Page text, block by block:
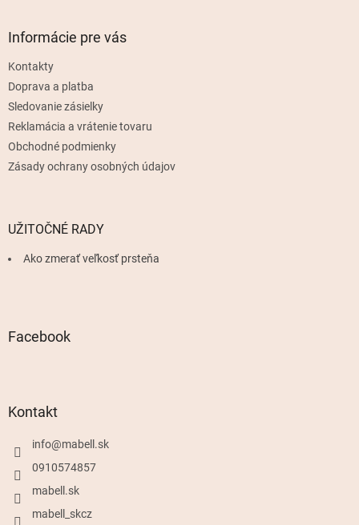
Informácie pre vás
Kontakty
Doprava a platba
Sledovanie zásielky
Reklamácia a vrátenie tovaru
Obchodné podmienky
Zásady ochrany osobných údajov
UŽITOČNÉ RADY
Ako zmerať veľkosť prsteňa
Facebook
Kontakt
info@mabell.sk
0910574857
mabell.sk
mabell_skcz